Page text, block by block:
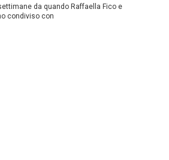
da quando Raffaella Fico e
condiviso con